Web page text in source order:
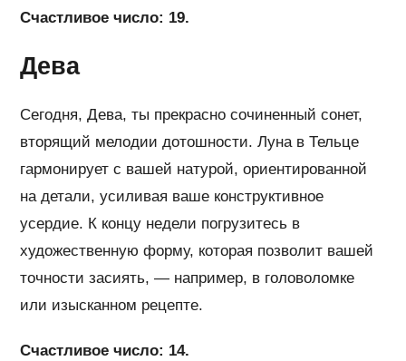
Счастливое число: 19.
Дева
Сегодня, Дева, ты прекрасно сочиненный сонет,
вторящий мелодии дотошности. Луна в Тельце
гармонирует с вашей натурой, ориентированной
на детали, усиливая ваше конструктивное
усердие. К концу недели погрузитесь в
художественную форму, которая позволит вашей
точности засиять, — например, в головоломке
или изысканном рецепте.
Счастливое число: 14.